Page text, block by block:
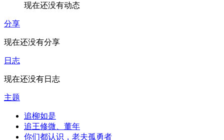
现在还没有动态
分享
现在还没有分享
日志
现在还没有日志
主题
追柳如是
追王修微、董年
你们都认识，老夫孤勇者